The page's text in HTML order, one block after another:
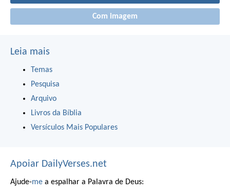
Com imagem
Leia mais
Temas
Pesquisa
Arquivo
Livros da Bíblia
Versículos Mais Populares
Apoiar DailyVerses.net
Ajude-me a espalhar a Palavra de Deus: